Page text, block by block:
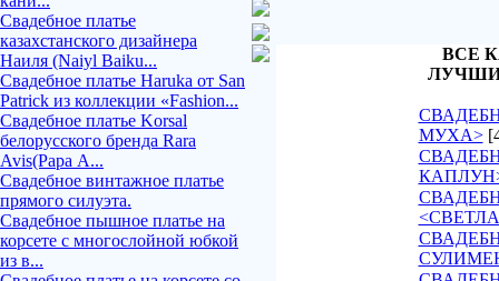
Свадебное платье
казахстанского дизайнера
Наиля (Naiyl Baiku...
Свадебное платье Haruka от San
Patrick из коллекции «Fashion...
Свадебное платье Korsal
белорусского бренда Rara
Avis(Рара А...
Свадебное винтажное платье
прямого силуэта.
Свадебное пышное платье на
корсете с многослойной юбкой
из в...
ВСЕ
МУХА>